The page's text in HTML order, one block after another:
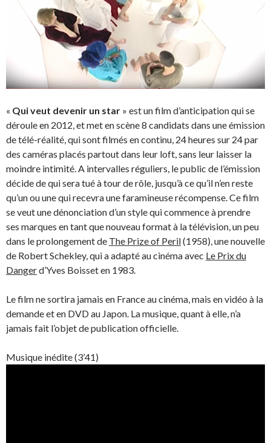
« Qui veut devenir un star » est un film d’anticipation qui se
déroule en 2012, et met en scène 8 candidats dans une émission
de télé-réalité, qui sont filmés en continu, 24 heures sur 24 par
des caméras placés partout dans leur loft, sans leur laisser la
moindre intimité. A intervalles réguliers, le public de l’émission
décide de qui sera tué à tour de rôle, jusqu’à ce qu’il n’en reste
qu’un ou une qui recevra une faramineuse récompense. Ce film
se veut une dénonciation d’un style qui commence à prendre
ses marques en tant que nouveau format à la télévision, un peu
dans le prolongement de The Prize of Peril(1958), une nouvelle
de Robert Schekley, qui a adapté au cinéma avec Le Prix du
Dangerd’Yves Boisset en 1983.
Le film ne sortira jamais en France au cinéma, mais en vidéo à la
demande et en DVD au Japon. La musique, quant à elle, n’a
jamais fait l’objet de publication officielle.
Musique inédite (3’41)